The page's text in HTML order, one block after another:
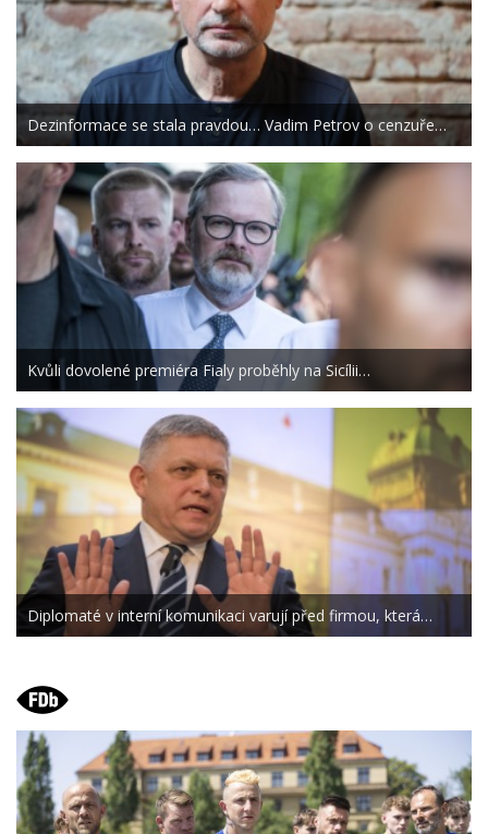
Dezinformace se stala pravdou… Vadim Petrov o cenzuře…
Kvůli dovolené premiéra Fialy proběhly na Sicílii…
Diplomaté v interní komunikaci varují před firmou, která…